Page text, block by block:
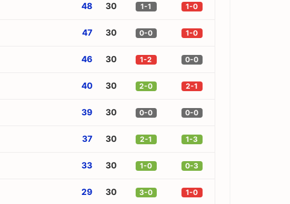
48 30 1-1 1-0
47 30 0-0 1-0
46 30 1-2 0-0
40 30 2-0 2-1
39 30 0-0 0-0
37 30 2-1 1-3
33 30 1-0 0-3
29 30 3-0 1-0